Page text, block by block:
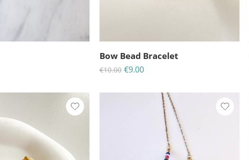
Bow Bead Bracelet
€10.00 €9.00